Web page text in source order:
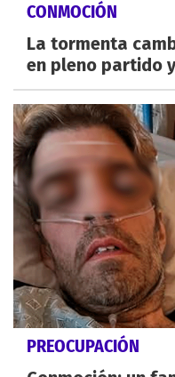
CONMOCIÓN
La tormenta
en pleno partido
PREOCUPACIÓN